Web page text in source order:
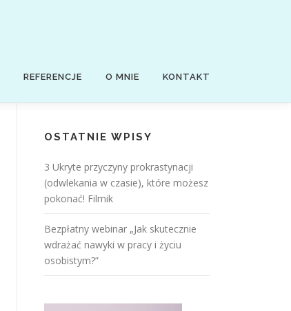
REFERENCJE O MNIE KONTAKT
OSTATNIE WPISY
3 Ukryte przyczyny prokrastynacji
(odwlekania w czasie), które możesz
pokonać! Filmik
Bezpłatny webinar „Jak skutecznie
wdrażać nawyki w pracy i życiu
osobistym?”